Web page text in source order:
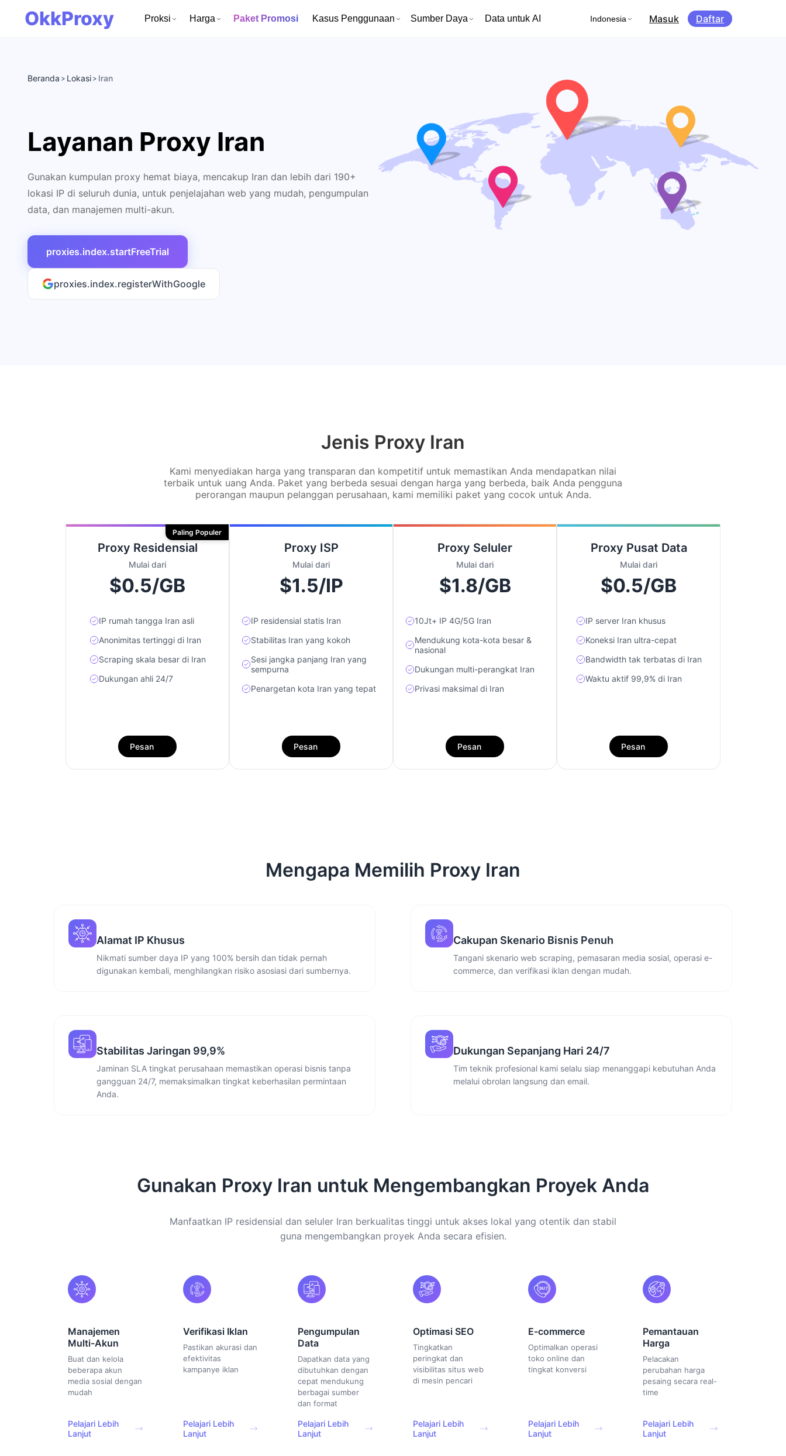
OkkProxy Proksi Harga Paket Promosi Kasus Penggunaan Sumber Daya Data untuk AI Indonesia Masuk Daftar
Beranda > Lokasi > Iran
Layanan Proxy Iran
Gunakan kumpulan proxy hemat biaya, mencakup Iran dan lebih dari 190+
lokasi IP di seluruh dunia, untuk penjelajahan web yang mudah, pengumpulan
data, dan manajemen multi-akun.
proxies.index.startFreeTrial
proxies.index.registerWithGoogle
Jenis Proxy Iran
Kami menyediakan harga yang transparan dan kompetitif untuk memastikan Anda mendapatkan nilai
terbaik untuk uang Anda. Paket yang berbeda sesuai dengan harga yang berbeda, baik Anda pengguna
perorangan maupun pelanggan perusahaan, kami memiliki paket yang cocok untuk Anda.
Proxy Residensial
Mulai dari
$0.5/GB
IP rumah tangga Iran asli
Anonimitas tertinggi di Iran
Scraping skala besar di Iran
Dukungan ahli 24/7
Paling Populer
Pesan
Proxy ISP
Mulai dari
$1.5/IP
IP residensial statis Iran
Stabilitas Iran yang kokoh
Sesi jangka panjang Iran yang
sempurna
Penargetan kota Iran yang tepat
Pesan
Proxy Seluler
Mulai dari
$1.8/GB
10Jt+ IP 4G/5G Iran
Mendukung kota-kota besar &
nasional
Dukungan multi-perangkat Iran
Privasi maksimal di Iran
Pesan
Proxy Pusat Data
Mulai dari
$0.5/GB
IP server Iran khusus
Koneksi Iran ultra-cepat
Bandwidth tak terbatas di Iran
Waktu aktif 99,9% di Iran
Pesan
Mengapa Memilih Proxy Iran
Alamat IP Khusus
Nikmati sumber daya IP yang 100% bersih dan tidak pernah
digunakan kembali, menghilangkan risiko asosiasi dari sumbernya.
Cakupan Skenario Bisnis Penuh
Tangani skenario web scraping, pemasaran media sosial, operasi e-
commerce, dan verifikasi iklan dengan mudah.
Stabilitas Jaringan 99,9%
Jaminan SLA tingkat perusahaan memastikan operasi bisnis tanpa
gangguan 24/7, memaksimalkan tingkat keberhasilan permintaan
Anda.
Dukungan Sepanjang Hari 24/7
Tim teknik profesional kami selalu siap menanggapi kebutuhan Anda
melalui obrolan langsung dan email.
Gunakan Proxy Iran untuk Mengembangkan Proyek Anda
Manfaatkan IP residensial dan seluler Iran berkualitas tinggi untuk akses lokal yang otentik dan stabil
guna mengembangkan proyek Anda secara efisien.
Manajemen
Multi-Akun
Buat dan kelola
beberapa akun
media sosial dengan
mudah
Pelajari Lebih
Lanjut
Verifikasi Iklan
Pastikan akurasi dan
efektivitas
kampanye iklan
Pelajari Lebih
Lanjut
Pengumpulan
Data
Dapatkan data yang
dibutuhkan dengan
cepat mendukung
berbagai sumber
dan format
Pelajari Lebih
Lanjut
Optimasi SEO
Tingkatkan
peringkat dan
visibilitas situs web
di mesin pencari
Pelajari Lebih
Lanjut
E-commerce
Optimalkan operasi
toko online dan
tingkat konversi
Pelajari Lebih
Lanjut
Pemantauan
Harga
Pelacakan
perubahan harga
pesaing secara real-
time
Pelajari Lebih
Lanjut